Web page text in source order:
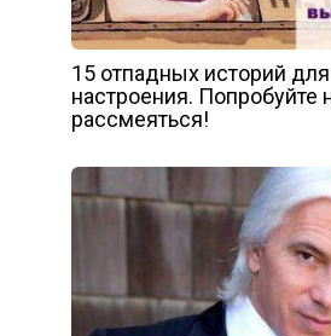
15 отпадных историй
настроения. Попробуйте
рассмеяться!